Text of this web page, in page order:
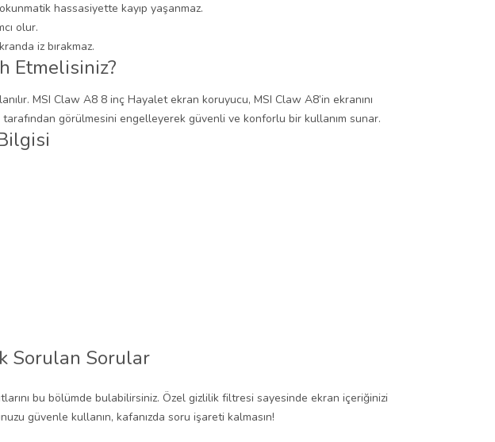
hassasiyette kayıp yaşanmaz.
olur.
iz bırakmaz.
Etmelisiniz?
MSI Claw A8 8 inç Hayalet ekran koruyucu, MSI Claw A8’in ekranını
görülmesini engelleyerek güvenli ve konforlu bir kullanım sunar.
Sorulan Sorular
bu bölümde bulabilirsiniz. Özel gizlilik filtresi sayesinde ekran içeriğinizi
güvenle kullanın, kafanızda soru işareti kalmasın!